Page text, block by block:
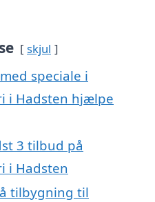
skjul
speciale i
i Hadsten hjælpe
3 tilbud på
i Hadsten
tilbygning til